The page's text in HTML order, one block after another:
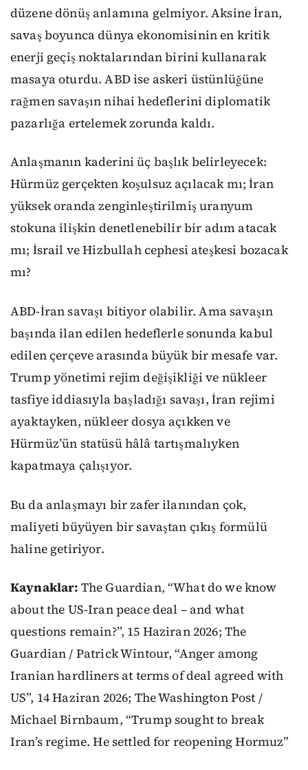
düzene dönüş anlamına gelmiyor. Aksine İran,
savaş boyunca dünya ekonomisinin en kritik
enerji geçiş noktalarından birini kullanarak
masaya oturdu. ABD ise askeri üstünlüğüne
rağmen savaşın nihai hedeflerini diplomatik
pazarlığa ertelemek zorunda kaldı.
Anlaşmanın kaderini üç başlık belirleyecek:
Hürmüz gerçekten koşulsuz açılacak mı; İran
yüksek oranda zenginleştirilmiş uranyum
stokuna ilişkin denetlenebilir bir adım atacak
mı; İsrail ve Hizbullah cephesi ateşkesi bozacak
mı?
ABD-İran savaşı bitiyor olabilir. Ama savaşın
başında ilan edilen hedeflerle sonunda kabul
edilen çerçeve arasında büyük bir mesafe var.
Trump yönetimi rejim değişikliği ve nükleer
tasfiye iddiasıyla başladığı savaşı, İran rejimi
ayaktayken, nükleer dosya açıkken ve
Hürmüz’ün statüsü hâlâ tartışmalıyken
kapatmaya çalışıyor.
Bu da anlaşmayı bir zafer ilanından çok,
maliyeti büyüyen bir savaştan çıkış formülü
haline getiriyor.
Kaynaklar: The Guardian, “What do we know
about the US-Iran peace deal – and what
questions remain?”, 15 Haziran 2026; The
Guardian / Patrick Wintour, “Anger among
Iranian hardliners at terms of deal agreed with
US”, 14 Haziran 2026; The Washington Post /
Michael Birnbaum, “Trump sought to break
Iran’s regime. He settled for reopening Hormuz”